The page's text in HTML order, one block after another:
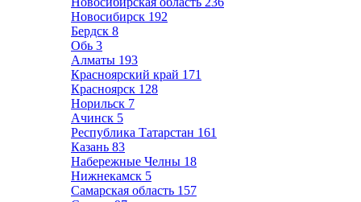
Новосибирск 192
Бердск 8
Обь 3
Алматы 193
Красноярский край 171
Красноярск 128
Норильск 7
Ачинск 5
Республика Татарстан 161
Казань 83
Набережные Челны 18
Нижнекамск 5
Самарская область 157